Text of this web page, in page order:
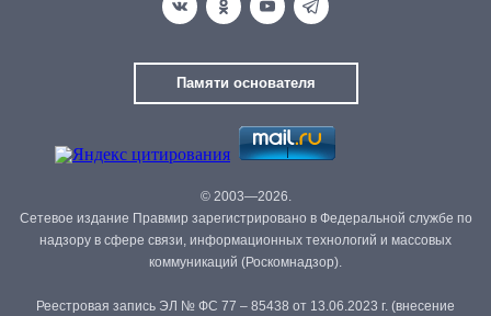
Памяти основателя
© 2003—2026.
Сетевое издание Правмир зарегистрировано в Федеральной службе по
надзору в сфере связи, информационных технологий и массовых
коммуникаций (Роскомнадзор).
Реестровая запись ЭЛ № ФС 77 – 85438 от 13.06.2023 г. (внесение